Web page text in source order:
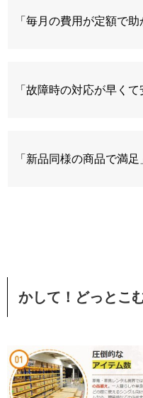
「毎月の費用が定額で助
「故障時の対応が早くて
「新品同様の商品で満足
かして！どっとこ